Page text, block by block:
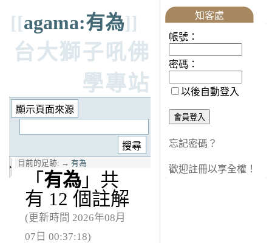
[[agama:有為]]
台大獅子吼佛
學專站
目前的足跡: → 有為
「 有為 」共
有 12 個註解
(更新時間 2026年08月
07日 00:37:18)
知客處
帳號：
密碼：
以後自動登入
忘記密碼？
歡迎註冊以享全權！